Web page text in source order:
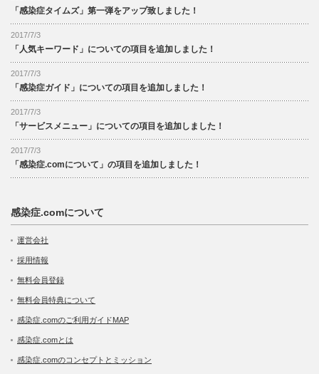
「感染症タイムズ」第一弾をアップ致しました！
2017/7/3
「人気キーワード」についての項目を追加しました！
2017/7/3
「感染症ガイド」についての項目を追加しました！
2017/7/3
「サービスメニュー」についての項目を追加しました！
2017/7/3
「感染症.comについて」の項目を追加しました！
感染症.comについて
運営会社
採用情報
無料会員登録
無料会員特典について
感染症.comのご利用ガイドMAP
感染症.comとは
感染症.comのコンセプトとミッション